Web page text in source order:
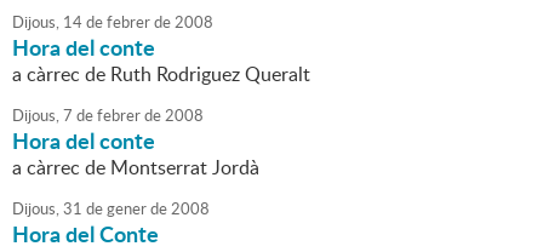
Dijous, 14defebrerde2008
Hora del conte
a càrrec de Ruth Rodriguez Queralt
Dijous,7 defebrerde2008
Hora del conte
a càrrec de Montserrat Jordà
Dijous,31 degenerde2008
Hora del Conte